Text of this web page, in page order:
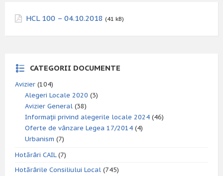
HCL 100 – 04.10.2018 (41 kB)
CATEGORII DOCUMENTE
Avizier (104)
Alegeri Locale 2020 (3)
Avizier General (38)
Informații privind alegerile locale 2024 (46)
Oferte de vânzare Legea 17/2014 (4)
Urbanism (7)
Hotărâri CAIL(7)
Hotărârile Consiliului Local (745)